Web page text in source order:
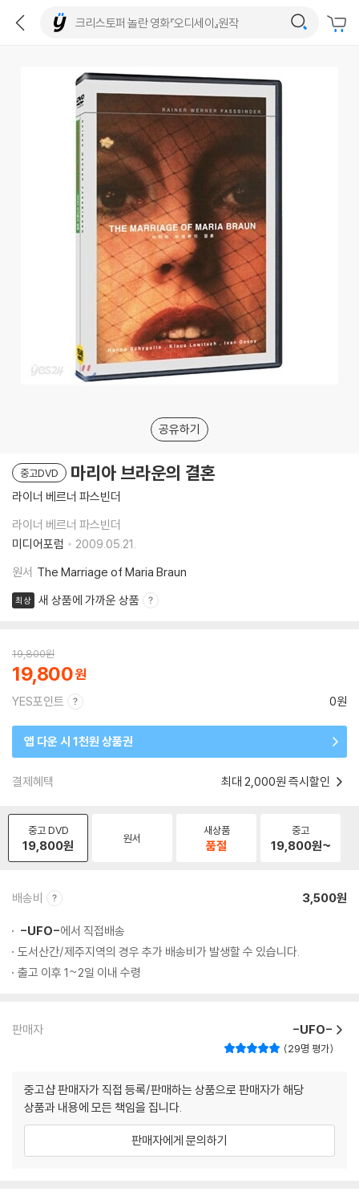
공유하기
중고DVD 마리아 브라운의 결혼
라이너 베르너 파스빈더
라이너 베르너 파스빈더
미디어포럼
2009.05.21.
원서 The Marriage of Maria Braun
최상 새 상품에 가까운 상품
19,800원
19,800
YES포인트 0원
앱 다운 시 1천원 상품권
결제혜택 최대 2,000원 즉시할인
중고 DVD
19,800원 원서
새상품
품절
중고
19,800원~
배송비 3,500원
-UFO-에서 직접배송
도서산간/제주지역의 경우 추가 배송비가 발생할 수 있습니다.
출고 이후 1~2일 이내 수령
판매자 -UFO-
29명 평가
중고샵 판매자가 직접 등록/판매하는 상품으로 판매자가 해당
상품과 내용에 모든 책임을 집니다.
판매자에게 문의하기